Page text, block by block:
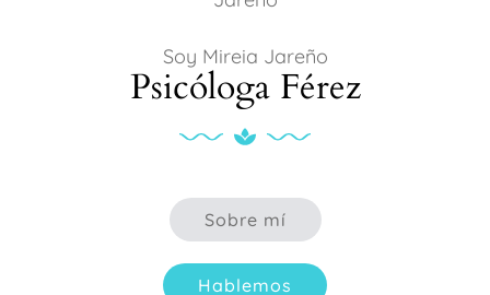
Soy Mireia Jareño
Psicóloga Férez
Sobre mí
Hablemos